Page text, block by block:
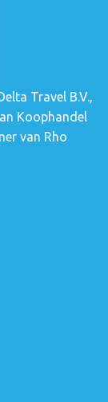
Travel B.V.,
Koophandel
van Rho